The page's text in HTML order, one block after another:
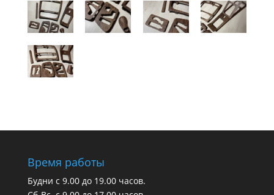
Время работы
Будни с 9.00 до 19.00 часов.